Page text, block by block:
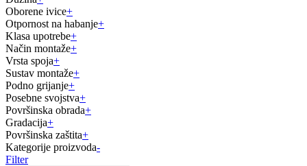
Oborene ivice+
Otpornost na habanje+
Klasa upotrebe+
Način montaže+
Vrsta spoja+
Sustav montaže+
Podno grijanje+
Posebne svojstva+
Površinska obrada+
Gradacija+
Površinska zaštita+
Kategorije proizvoda-
Filter